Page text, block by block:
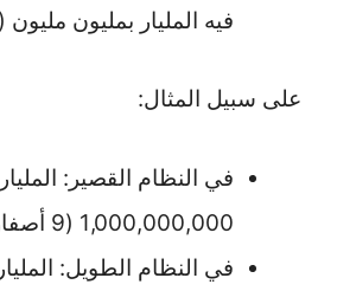
فيه المليار بمليون مليون (12 صفرًا).
على سبيل المثال:
في النظام القصير:
1,000,000,000 (9 أصفار).
في النظام الطويل: